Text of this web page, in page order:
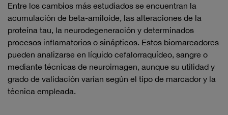
Entre los cambios más estudiados se encuentran la
acumulación de beta-amiloide, las alteraciones de la
proteína tau, la neurodegeneración y determinados
procesos inflamatorios o sinápticos. Estos biomarcadores
pueden analizarse en líquido cefalorraquídeo, sangre o
mediante técnicas de neuroimagen, aunque su utilidad y
grado de validación varían según el tipo de marcador y la
técnica empleada.